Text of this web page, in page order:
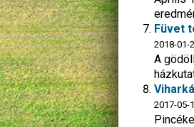
Füvet
2018-01-
A
2017-05-